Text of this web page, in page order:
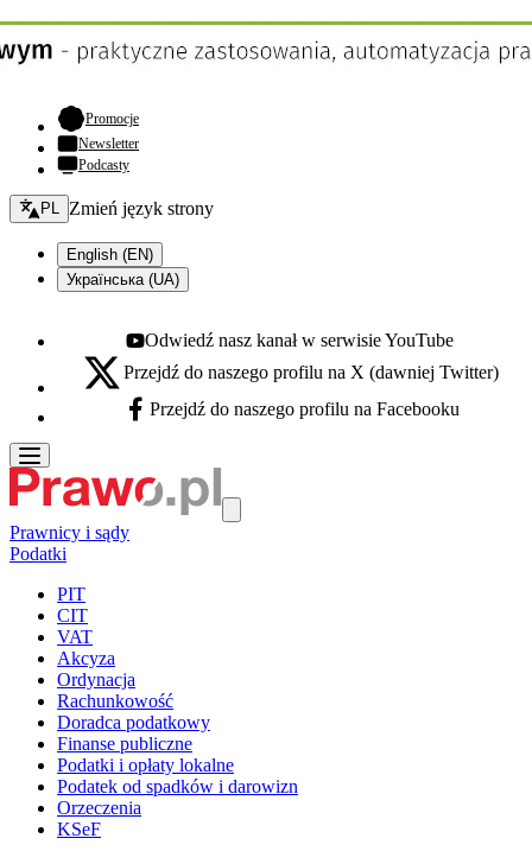
Promocje- otwiera się w nowej karcie
Newsletter
Podcasty
Zmień język - bieżący:
PL Zmień język strony
English (EN)
Українська (UA)
Youtube - otwiera się w nowej karcie
Odwiedź nasz kanał w serwisie YouTube
X - otwiera się w nowej karcie
Przejdź do naszego profilu na X (dawniej Twitter)
Facebook - otwiera się w nowej karcie
Przejdź do naszego profilu na Facebooku
Prawnicy i sądy
Podatki
PIT
CIT
VAT
Akcyza
Ordynacja
Rachunkowość
Doradca podatkowy
Finanse publiczne
Podatki i opłaty lokalne
Podatek od spadków i darowizn
Orzeczenia
KSeF